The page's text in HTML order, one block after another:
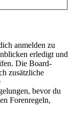
anmelden zu
erledigt und
Die Board-
zusätzliche
bevor du
Forenregeln,